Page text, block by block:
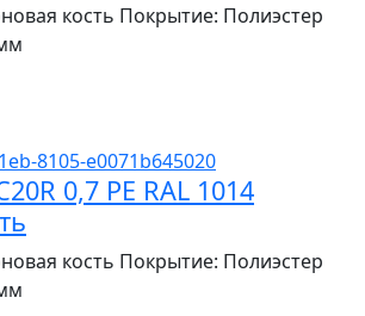
кость Покрытие: Полиэстер
0,7 PE RAL 1014
кость Покрытие: Полиэстер